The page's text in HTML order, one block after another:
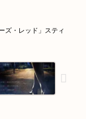
ズ・レッド」スティ